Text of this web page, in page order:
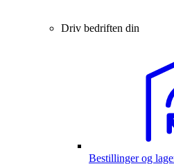
Driv bedriften din
Bestillinger og